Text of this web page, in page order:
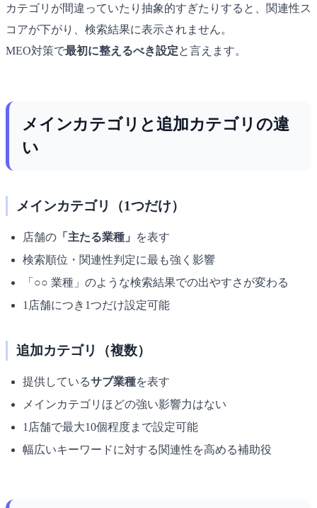
カテゴリが間違っていたり抽象的すぎたりすると、関連性ス
コアが下がり、検索結果に表示されません。
MEO対策で最初に整えるべき設定と言えます。
メインカテゴリと追加カテゴリの違
い
メインカテゴリ（1つだけ）
店舗の 「主たる業種」
を表す
検索順位・関連性判定に最も強く影響
「○○ 業種」のような検索結果での出やすさが変わる
1店舗につき1つだけ設定可能
追加カテゴリ（複数）
提供しているサブ業種を表す
メインカテゴリほどの強い影響力はない
1店舗で最大10個程度まで設定可能
幅広いキーワードに対する関連性を高める補助役